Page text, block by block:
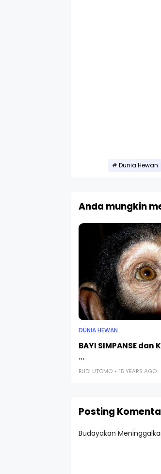
Dunia Hewan
Anda mungkin
DUNIA HEWAN
BAYI SIMPANSE dan
...
BUDI UTOMO 15 YEARS AGO
Posting
Budayakan